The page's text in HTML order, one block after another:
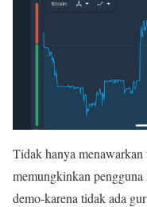
Tidak hanya
memungkinkan
demo-karena tidak ada